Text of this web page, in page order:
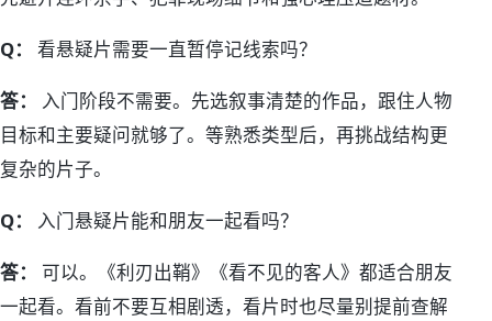
Q： 看悬疑片需要一直暂停记线索吗？
答：
入门阶段不需要。先选叙事清楚的作品，跟住人物
目标和主要疑问就够了。等熟悉类型后，再挑战结构更
复杂的片子。
Q： 入门悬疑片能和朋友一起看吗？
答：
可以。《利刃出鞘》《看不见的客人》都适合朋友
一起看。看前不要互相剧透，看片时也尽量别提前查解